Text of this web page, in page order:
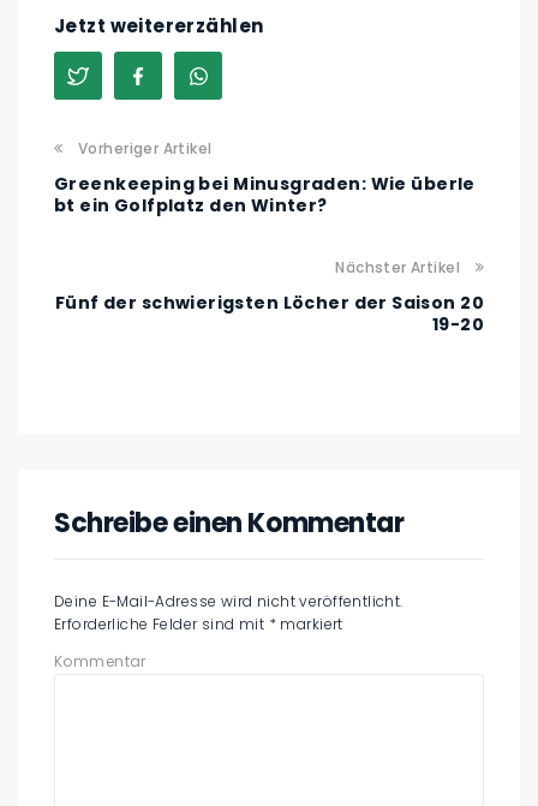
Jetzt weitererzählen
Vorheriger Artikel
Greenkeeping bei Minusgraden: Wie überle
bt ein Golfplatz den Winter?
Nächster Artikel
Fünf der schwierigsten Löcher der Saison 20
19-20
Schreibe einen Kommentar
Deine E-Mail-Adresse wird nicht veröffentlicht.
Erforderliche Felder sind mit * markiert
Kommentar